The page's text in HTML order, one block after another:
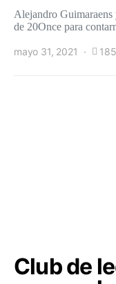
Alejandro
de 20Once para
mayo 31, 2021
Club de